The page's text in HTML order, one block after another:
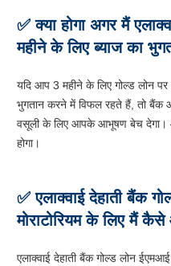
✅ क्या होगा अगर मैं
महीने के लिए ब्याज का
यदि आप 3 महीने के लिए गोल्ड लोन
भुगतान करने में विफल रहते हैं, तो बैंक
वसूली के लिए आपके आभूषण बेच देगा।
होगा।
✅ एलाक्वाई देहाती बैंक
मोराटोरियम के लिए मैं
एलाक्वाई देहाती बैंक गोल्ड लोन